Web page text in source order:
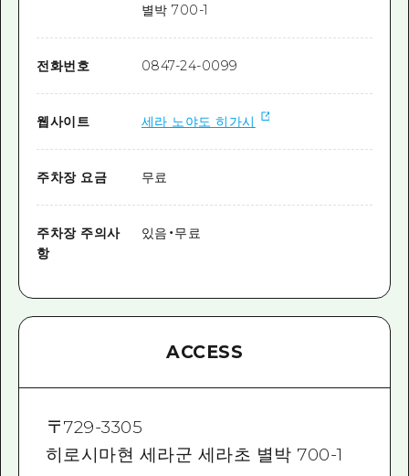
별박 700-1
전화번호 0847-24-0099
웹사이트 세라 노야도 히가시
주차장 요금 무료
주차장 주의사
항
있음・무료
ACCESS
〒729-3305
히로시마현 세라군 세라초 별박 700-1